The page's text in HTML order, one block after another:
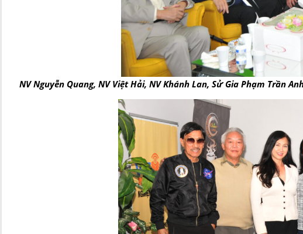
NV Nguyễn Quang, NV Việt Hải, NV Khánh Lan, Sử Gia Phạm Trần